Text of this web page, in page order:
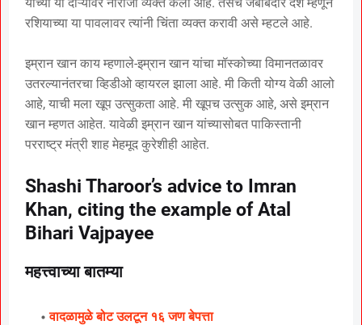
रशियाच्या या पावलावर त्यांनी चिंता व्यक्त करावी असे म्हटले आहे.
इम्रान खान काय म्हणाले-इम्रान खान यांचा मॉस्कोच्या विमानतळावर
उतरल्यानंतरचा व्हिडीओ व्हायरल झाला आहे. मी किती योग्य वेळी आलो
आहे, याची मला खूप उत्सुकता आहे. मी खूपच उत्सुक आहे, असे इम्रान
खान म्हणत आहेत. यावेळी इम्रान खान यांच्यासोबत पाकिस्तानी
परराष्ट्र मंत्री शाह मेहमूद कुरेशीही आहेत.
Shashi Tharoor’s advice to Imran
Khan, citing the example of Atal
Bihari Vajpayee
महत्त्वाच्या बातम्या
वादळामुळे बोट उलटून १६ जण बेपत्ता